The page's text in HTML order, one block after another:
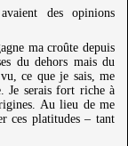
des opinions
ma croûte depuis
du dehors mais du
ce que je sais, me
Je serais fort riche à
Au lieu de me
ces platitudes – tant